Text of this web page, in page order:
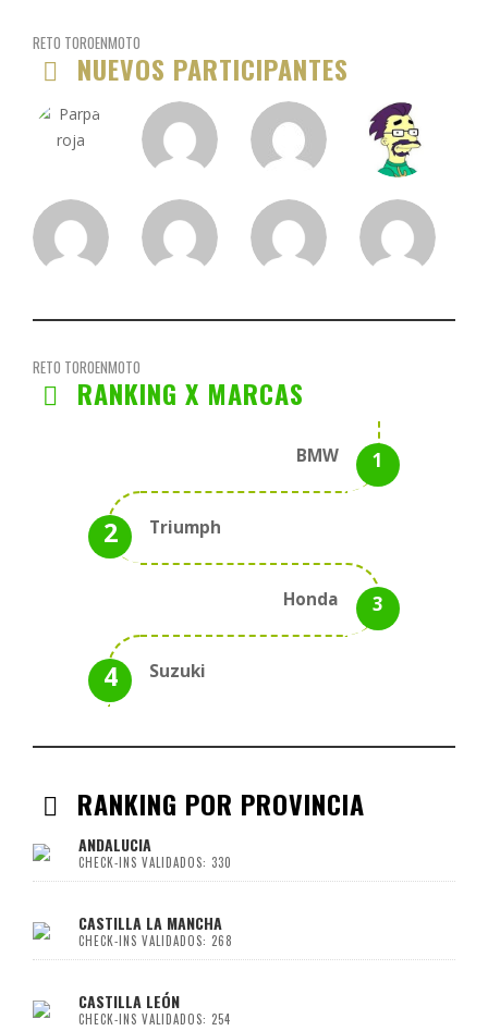
RETO TOROENMOTO
NUEVOS PARTICIPANTES
RETO TOROENMOTO
RANKING X MARCAS
BMW
Triumph
Honda
Suzuki
RANKING POR PROVINCIA
ANDALUCIA
CHECK-INS VALIDADOS: 330
CASTILLA LA MANCHA
CHECK-INS VALIDADOS: 268
CASTILLA LEÓN
CHECK-INS VALIDADOS: 254